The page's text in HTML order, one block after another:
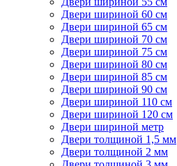
Двери шириной 60 см
Двери шириной 65 см
Двери шириной 70 см
Двери шириной 75 см
Двери шириной 80 см
Двери шириной 85 см
Двери шириной 90 см
Двери шириной 110 см
Двери шириной 120 см
Двери шириной метр
Двери толщиной 1,5 мм
Двери толщиной 2 мм